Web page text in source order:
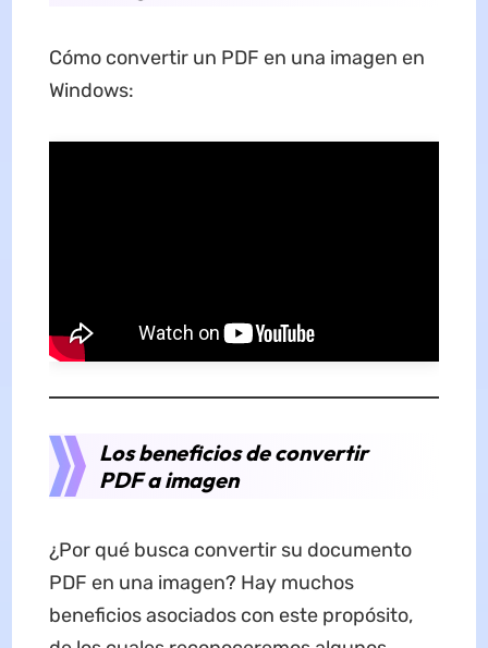
Cómo convertir un PDF en una imagen en
Windows:
Los beneficios de convertir
PDF a imagen
¿Por qué busca convertir su documento
PDF en una imagen? Hay muchos
beneficios asociados con este propósito,